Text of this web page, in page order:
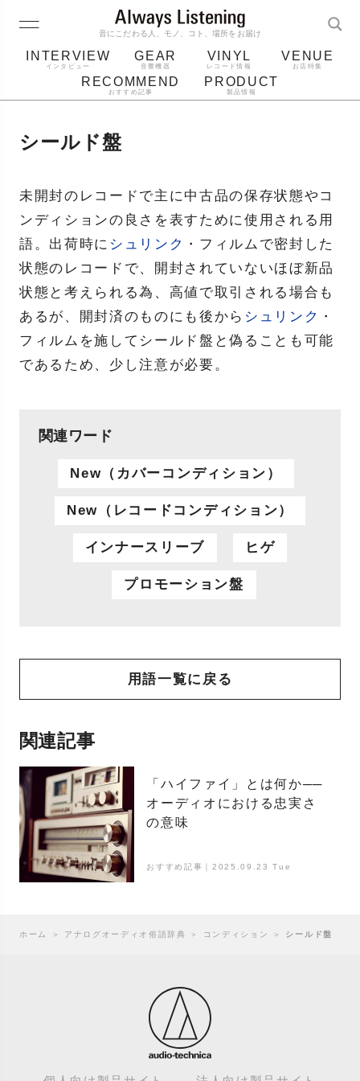
音にこだわる人、モノ、コト、場所をお届け
INTERVIEW
インタビュー
GEAR
音響機器
VINYL
レコード情報
VENUE
お店特集
RECOMMEND
おすすめ記事
PRODUCT
製品情報
ジャケット
シールド盤
未開封のレコードで主に中古品の保存状態やコ
ンディションの良さを表すために使用される用
語。出荷時に シュリンク ・フィルムで密封した
状態のレコードで、開封されていないほぼ新品
状態と考えられる為、高値で取引される場合も
あるが、開封済のものにも後から シュリンク ・
フィルムを施してシールド盤と偽ることも可能
であるため、少し注意が必要。
関連ワード
New（カバーコンディション）
New（レコードコンディション）
インナースリーブ ヒゲ
プロモーション盤
用語一覧に戻る
関連記事
「ハイファイ」とは何か──
オーディオにおける忠実さ
の意味
おすすめ記事｜2025.09.23 Tue
ホーム ＞ アナログオーディオ俗語辞典 ＞ コンディション ＞ シールド盤